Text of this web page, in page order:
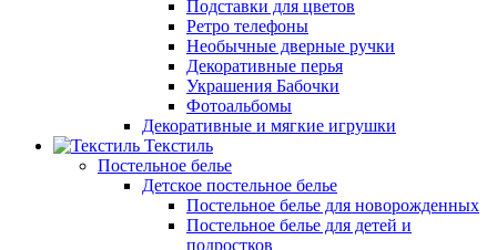
Подставки для цветов
Ретро телефоны
Необычные дверные ручки
Декоративные перья
Украшения Бабочки
Фотоальбомы
Декоративные и мягкие игрушки
Текстиль
Постельное белье
Детское постельное белье
Постельное белье для новорожденных
Постельное белье для детей и
подростков